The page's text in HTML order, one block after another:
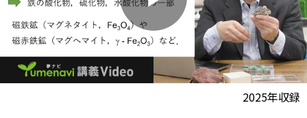
P
2025年収録